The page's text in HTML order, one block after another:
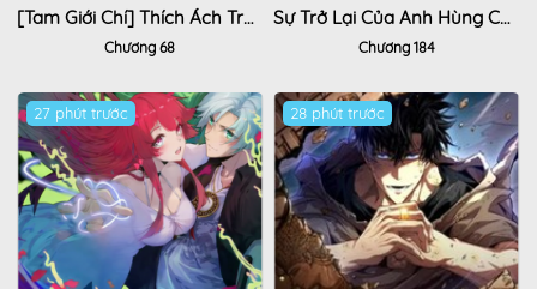
[tam Giới Chí] Thích Ách Truyện
Chương 68
Sự Trở Lại Của Anh Hùng Cấp Thảm Họa
Chương 184
27 phút trước 28 phút trước